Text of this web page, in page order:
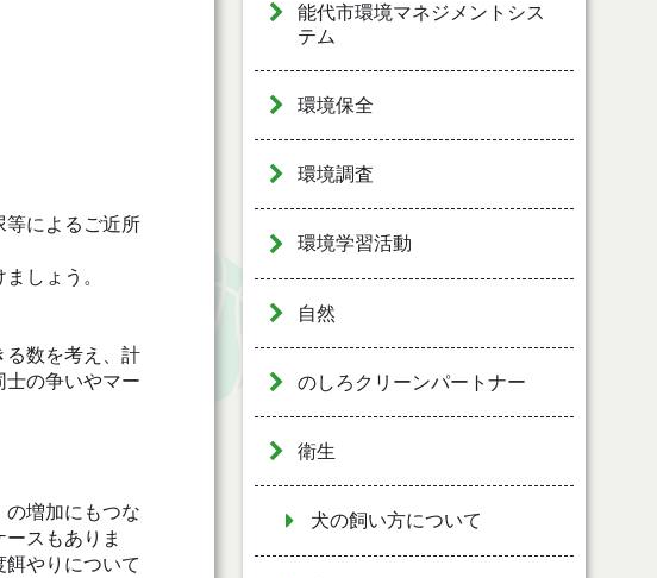
によるご近所
しょう。
数を考え、計
の争いやマー
の増加にもつな
スもありま
やりについて
能代市環境マネジメントシス
テム
環境保全
環境調査
環境学習活動
自然
のしろクリーンパートナー
衛生
犬の飼い方について